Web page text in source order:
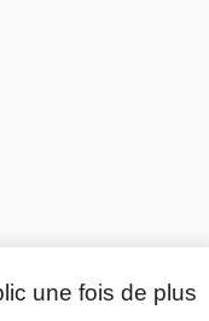
une fois de plus